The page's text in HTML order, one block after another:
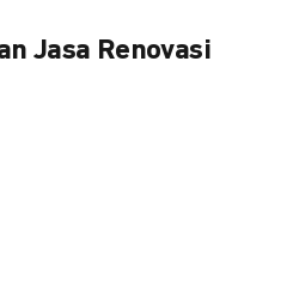
Jasa Renovasi